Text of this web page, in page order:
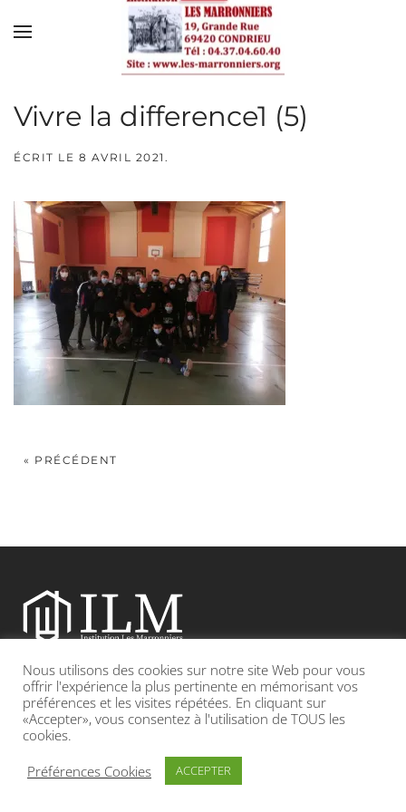
Skip to main content
Vivre la difference1 (5)
ÉCRIT LE 8 AVRIL 2021 .
« PRÉCÉDENT
Etablissement catholique sous contrat d’association avec l’Etat
Adresse : 19, Grande rue 69420 CONDRIEU
INFOS LÉGALES POLITIQUE DE CONFIDENTIALITÉ
Nous utilisons des cookies sur notre site Web pour vous
offrir l'expérience la plus pertinente en mémorisant vos
préférences et les visites répétées. En cliquant sur
«Accepter», vous consentez à l'utilisation de TOUS les
cookies.
Préférences Cookies
ACCEPTER